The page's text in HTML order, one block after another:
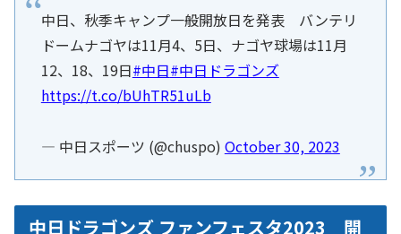
中日、秋季キャンプ一般開放日を発表 バンテリ
ドームナゴヤは11月4、5日、ナゴヤ球場は11月
12、18、19日#中日#中日ドラゴンズ
https://t.co/bUhTR51uLb
— 中日スポーツ (@chuspo) October 30, 2023
中日ドラゴンズ ファンフェスタ2023 開